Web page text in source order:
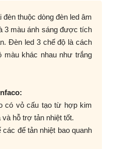
đèn thuộc dòng đèn led âm
3 màu ánh sáng được tích
Đèn led 3 chế độ là cách
màu khác nhau như trắng
có vỏ cấu tạo từ hợp kim
hỗ trợ tản nhiệt tốt.
đế tản nhiệt bao quanh